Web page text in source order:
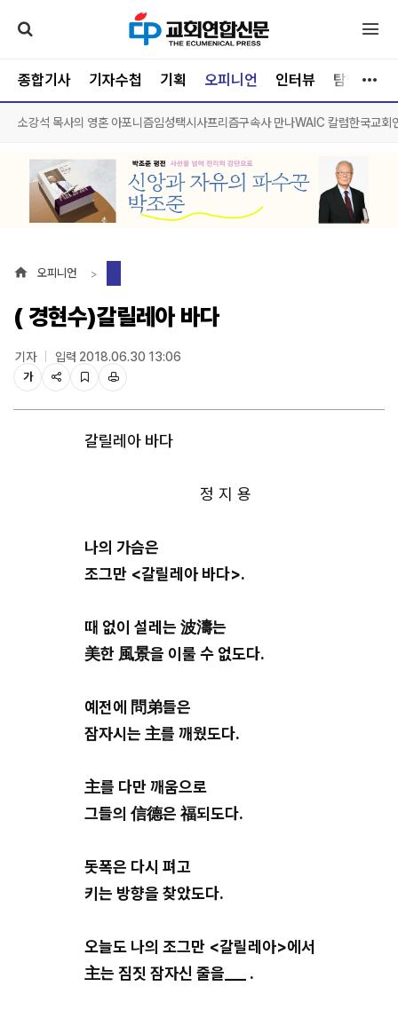
종합기사 기자수첩 기획 오피니언 인터뷰 탐방
소강석 목사의 영혼 아포니즘임성택시사프리즘구속사 만나WAIC 칼럼한국교회
오피니언
( 경현수)갈릴레아 바다
기자 입력 2018.06.30 13:06
가
갈릴레아 바다
정 지 용
나의 가슴은
조그만 <갈릴레아 바다>.
때 없이 설레는 波濤는
美한 風景을 이룰 수 없도다.
예전에 問弟들은
잠자시는 主를 깨웠도다.
主를 다만 깨움으로
그들의 信德은 福되도다.
돗폭은 다시 펴고
키는 방향을 찾았도다.
오늘도 나의 조그만 <갈릴레아>에서
主는 짐짓 잠자신 줄을___ .